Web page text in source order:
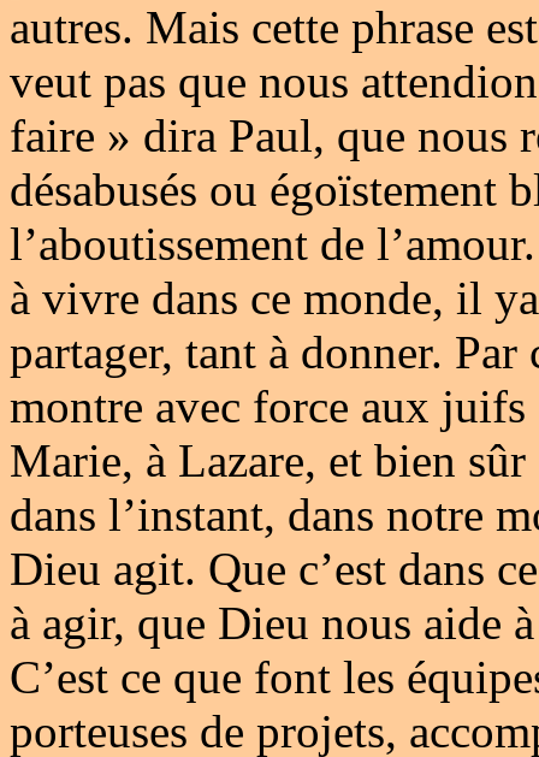
autres. Mais cette phrase
veut pas que nous
faire » dira Paul, que nous
désabusés ou égoïstement
l’aboutissement de
à vivre dans ce monde, il
partager, tant à donner.
montre avec force aux
Marie, à Lazare, et bien
dans l’instant, dans notre
Dieu agit. Que c’est dans
à agir, que Dieu nous aide
C’est ce que font les
porteuses de projets,